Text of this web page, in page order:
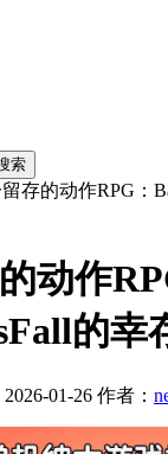
索
存的动作RPG：
动作
的幸
01-26 作者：